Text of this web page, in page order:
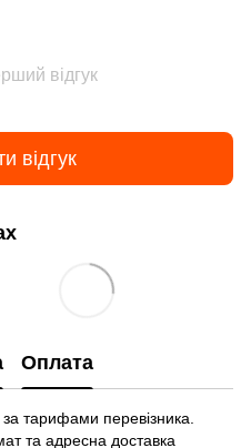
відгук
відгук
Оплата
тарифами перевізника.
та адресна доставка